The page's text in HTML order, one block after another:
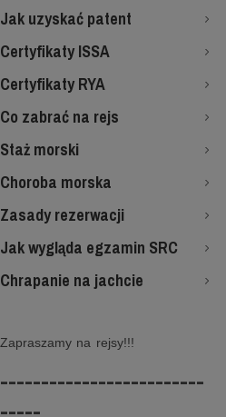
Jak uzyskać patent
Certyfikaty ISSA
Certyfikaty RYA
Co zabrać na rejs
Staż morski
Choroba morska
Zasady rezerwacji
Jak wygląda egzamin SRC
Chrapanie na jachcie
Zapraszamy na rejsy!!!
-------------------------